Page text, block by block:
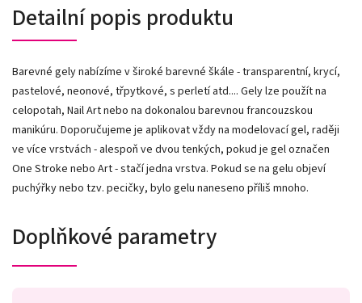
Detailní popis produktu
Barevné gely nabízíme v široké barevné škále - transparentní, krycí,
pastelové, neonové, třpytkové, s perletí atd.... Gely lze použít na
celopotah, Nail Art nebo na dokonalou barevnou francouzskou
manikúru. Doporučujeme je aplikovat vždy na modelovací gel, raději
ve více vrstvách - alespoň ve dvou tenkých, pokud je gel označen
One Stroke nebo Art - stačí jedna vrstva. Pokud se na gelu objeví
puchýřky nebo tzv. pecičky, bylo gelu naneseno příliš mnoho.
Doplňkové parametry